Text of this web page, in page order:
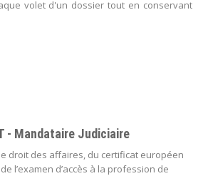
volet d'un dossier tout en conservant
- Mandataire Judiciaire
droit des affaires, du certificat européen
l’examen d’accès à la profession de